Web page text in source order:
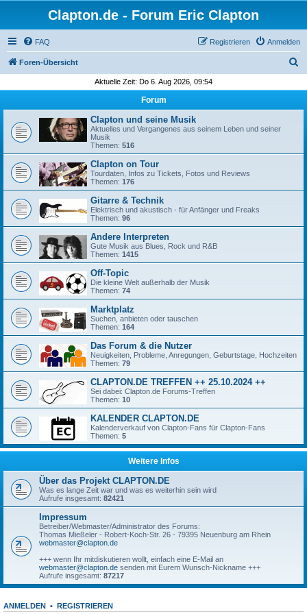
Clapton.de - Forum Eric Clapton
FAQ Anmelden
Registrieren
Foren-Übersicht
h
Aktuelle Zeit: Do 6. Aug 2026, 09:54
Forum
Clapton und seine Musik
Aktuelles und Vergangenes aus seinem Leben und seiner
Musik
Themen: 516
Clapton on Tour
Tourdaten, Infos zu Tickets, Fotos und Reviews
Themen: 176
Gitarre & Technik
Elektrisch und akustisch - für Anfänger und Freaks
Themen: 96
Andere Interpreten
Gute Musik aus Blues, Rock und R&B
Themen: 1415
Off-Topic
Die kleine Welt außerhalb der Musik
Themen: 74
Marktplatz
Suchen, anbieten oder tauschen
Themen: 164
Das Forum & die Nutzer
Neuigkeiten, Probleme, Anregungen, Geburtstage, Hochzeiten
Themen: 79
CLAPTON.DE TREFFEN ++ 25.10.2024 ++
Sei dabei: Clapton.de Forums-Treffen
Themen: 10
KALENDER CLAPTON.DE
Kalenderverkauf von Clapton-Fans für Clapton-Fans
Themen: 5
Weitere Infos
Über das Projekt CLAPTON.DE
Was es lange Zeit war und was es weiterhin sein wird
Aufrufe insgesamt: 82421
Impressum
Betreiber/Webmaster/Administrator des Forums:
Thomas Mießeler - Robert-Koch-Str. 26 - 79395 Neuenburg am Rhein
webmaster@clapton.de
+++ wenn Ihr mitdiskutieren wollt, einfach eine E-Mail an
webmaster@clapton.de senden mit Eurem Wunsch-Nickname +++
Aufrufe insgesamt: 87217
ANMELDEN • REGISTRIEREN